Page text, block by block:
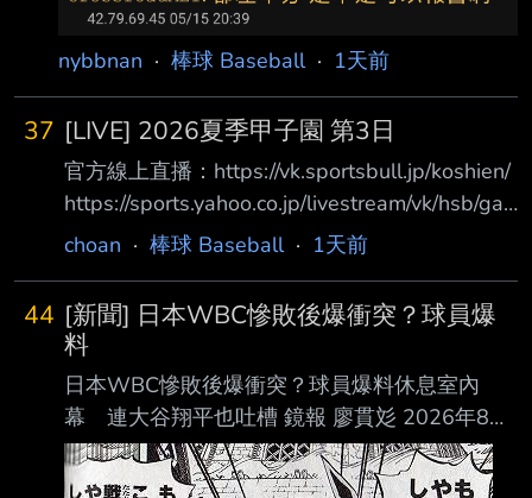
nybbnan · 棒球 Baseball· 1天前
37 [LIVE] 2026夏季甲子園 第3日
官方線上直播：https://vk.sportsbull.jp/koshien/
https://sports.yahoo.co.jp/livestream/vk/hsb/ga
mes/live 第3日目 8月7日（金） 07:00 第1試合
価 Ｃ Ｂ Ｂ Ｂ Ｂ Ｃ Ｂ Ｂ Ｃ Ｂ 12:30 第2試合
八幡商(滋賀) 1 － 7 健大高崎(群馬) 體育報評価
Ｃ Ｂ Ｃ Ｃ Ｃ Ｂ Ａ Ｂ Ｂ Ｂ 15:00 第3試合 立
命館宇治(京都) 3 －
choan · 棒球 Baseball· 1天前
44 [新聞] 日本WBC慘敗後爆衝突？球員爆
料
日本WBC慘敗後爆衝突？球員爆料休息室內
幕 連大谷翔平也吐槽 鏡報 廖貫彣 2026年8月
7日週五 下午1:20 2026年世界棒球經典賽
（WBC）日本隊止步8強，寫下隊史最差成績